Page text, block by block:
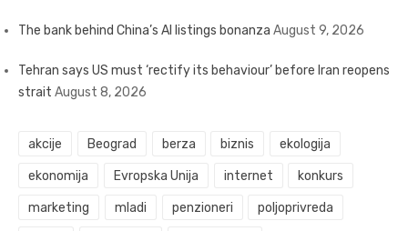
The bank behind China’s AI listings bonanza August 9, 2026
Tehran says US must ‘rectify its behaviour’ before Iran reopens
strait August 8, 2026
akcije Beograd berza biznis ekologija
ekonomija Evropska Unija internet konkurs
marketing mladi penzioneri poljoprivreda